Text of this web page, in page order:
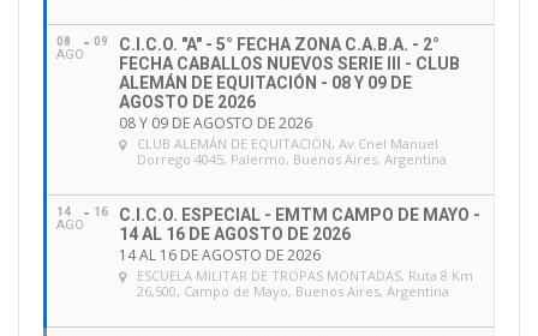
08
AGO
09
C.I.C.O. "A" - 5° FECHA ZONA C.A.B.A. - 2°
FECHA CABALLOS NUEVOS SERIE III - CLUB
ALEMÁN DE EQUITACIÓN - 08 Y 09 DE
AGOSTO DE 2026
08 Y 09 DE AGOSTO DE 2026
CLUB ALEMÁN DE EQUITACIÓN, Av Cnel Manuel
Dorrego 4045, Palermo, Buenos Aires, Argentina
14
AGO
16
C.I.C.O. ESPECIAL - EMTM CAMPO DE MAYO -
14 AL 16 DE AGOSTO DE 2026
14 AL 16 DE AGOSTO DE 2026
ESCUELA MILITAR DE TROPAS MONTADAS, Ruta 8 Km
26,500, Campo de Mayo, Buenos Aires, Argentina